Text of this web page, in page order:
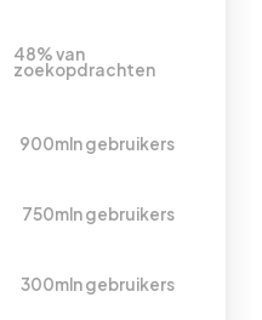
48% van
zoekopdrachten
900mln gebruikers
750mln gebruikers
300mln gebruikers